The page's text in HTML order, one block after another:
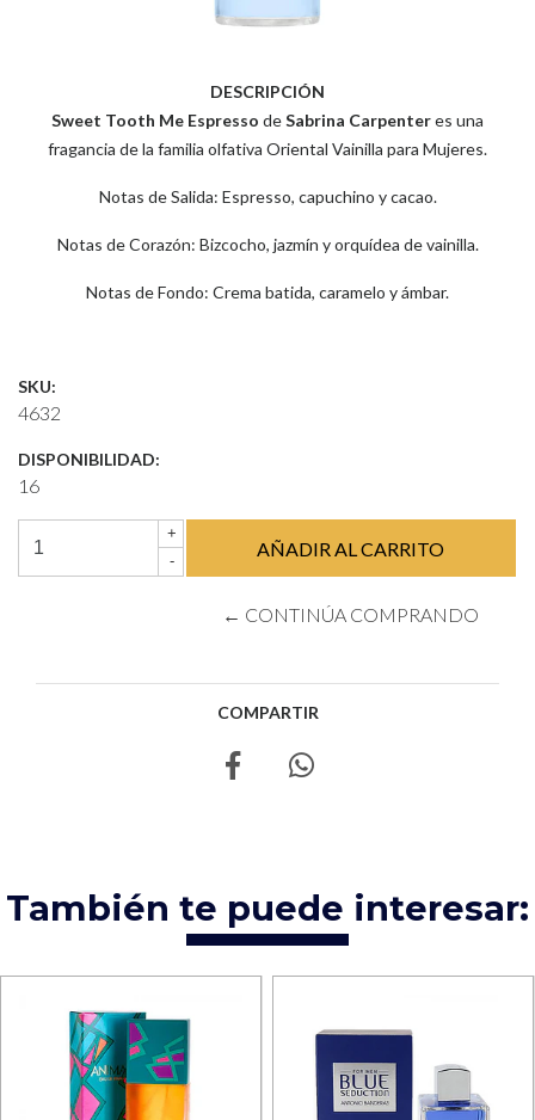
DESCRIPCIÓN
Sweet Tooth Me Espresso deSabrina Carpenteres una
fragancia de la familia olfativa Oriental Vainilla para Mujeres.
Notas de Salida: Espresso, capuchino y cacao.
Notas de Corazón: Bizcocho, jazmín y orquídea de vainilla.
Notas de Fondo: Crema batida, caramelo y ámbar.
SKU:
4632
DISPONIBILIDAD:
16
+
-
← CONTINÚA COMPRANDO
COMPARTIR
También te puede interesar: